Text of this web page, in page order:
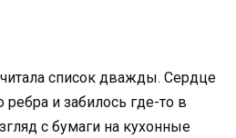
список дважды. Сердце
ребра и забилось где-то в
с бумаги на кухонные